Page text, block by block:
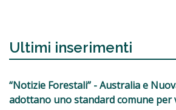
Ultimi inserimenti
“Notizie Forestali” - Australia e
adottano uno standard comune